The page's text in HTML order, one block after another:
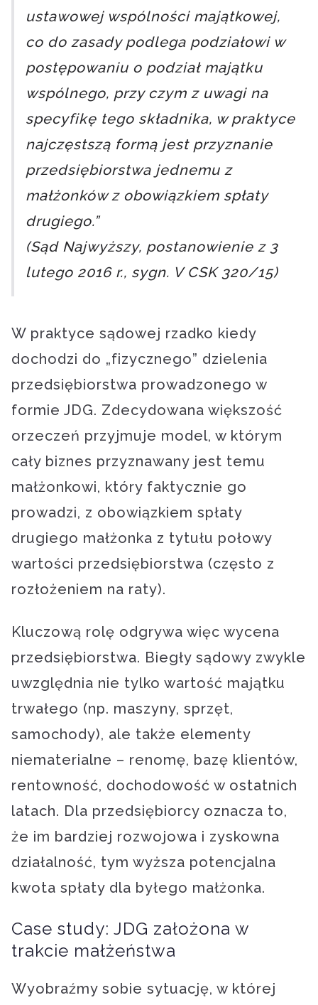
ustawowej wspólności majątkowej,
co do zasady podlega podziałowi w
postępowaniu o podział majątku
wspólnego, przy czym z uwagi na
specyfikę tego składnika, w praktyce
najczęstszą formą jest przyznanie
przedsiębiorstwa jednemu z
małżonków z obowiązkiem spłaty
drugiego.”
(Sąd Najwyższy, postanowienie z 3
lutego 2016 r., sygn. V CSK 320/15)
W praktyce sądowej rzadko kiedy
dochodzi do „fizycznego” dzielenia
przedsiębiorstwa prowadzonego w
formie JDG. Zdecydowana większość
orzeczeń przyjmuje model, w którym
cały biznes przyznawany jest temu
małżonkowi, który faktycznie go
prowadzi, z obowiązkiem spłaty
drugiego małżonka z tytułu połowy
wartości przedsiębiorstwa (często z
rozłożeniem na raty).
Kluczową rolę odgrywa więc wycena
przedsiębiorstwa. Biegły sądowy zwykle
uwzględnia nie tylko wartość majątku
trwałego (np. maszyny, sprzęt,
samochody), ale także elementy
niematerialne – renomę, bazę klientów,
rentowność, dochodowość w ostatnich
latach. Dla przedsiębiorcy oznacza to,
że im bardziej rozwojowa i zyskowna
działalność, tym wyższa potencjalna
kwota spłaty dla byłego małżonka.
Case study: JDG założona w
trakcie małżeństwa
Wyobraźmy sobie sytuację, w której